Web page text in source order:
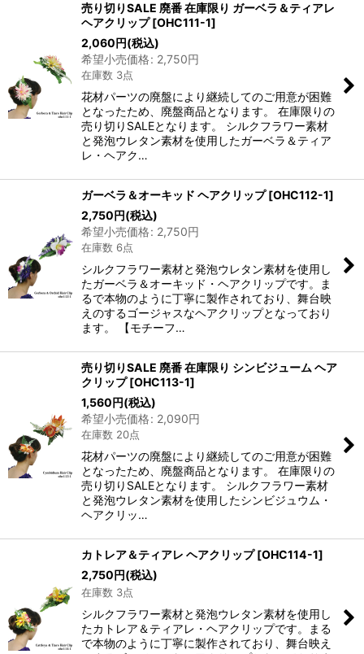
売り切りSALE 廃番 在庫限り ガーベラ＆ティアレ
ヘアクリップ [OHC111-1]
2,060円(税込)
希望小売価格: 2,750円
在庫数 3点
花材パーツの廃盤により継続してのご用意が困難
となったため、廃盤商品となります。 在庫限りの
売り切りSALEとなります。 シルクフラワー素材
と発泡ウレタン素材を使用したガーベラ＆ティア
レ・ヘアク…
ガーベラ＆オーキッド ヘアクリップ [OHC112-1]
2,750円(税込)
希望小売価格: 2,750円
在庫数 6点
シルクフラワー素材と発泡ウレタン素材を使用し
たガーベラ＆オーキッド・ヘアクリップです。ま
るで本物のように丁寧に製作されており、舞台映
えのするゴージャスなヘアクリップとなっており
ます。 【モチーフ…
売り切りSALE 廃番 在庫限り シンビジューム ヘア
クリップ [OHC113-1]
1,560円(税込)
希望小売価格: 2,090円
在庫数 20点
花材パーツの廃盤により継続してのご用意が困難
となったため、廃盤商品となります。 在庫限りの
売り切りSALEとなります。 シルクフラワー素材
と発泡ウレタン素材を使用したシンビジュウム・
ヘアクリッ…
カトレア＆ティアレ ヘアクリップ [OHC114-1]
2,750円(税込)
在庫数 3点
シルクフラワー素材と発泡ウレタン素材を使用し
たカトレア＆ティアレ・ヘアクリップです。まる
で本物のように丁寧に製作されており、舞台映え